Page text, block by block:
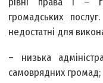
громадських
недостатні для
– низька
самоврядних громад;